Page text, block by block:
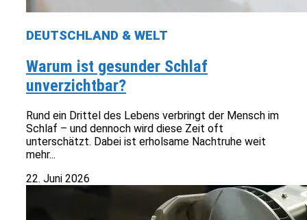
DEUTSCHLAND & WELT
Warum ist gesunder Schlaf
unverzichtbar?
Rund ein Drittel des Lebens verbringt der Mensch im
Schlaf – und dennoch wird diese Zeit oft
unterschätzt. Dabei ist erholsame Nachtruhe weit
mehr...
22. Juni 2026